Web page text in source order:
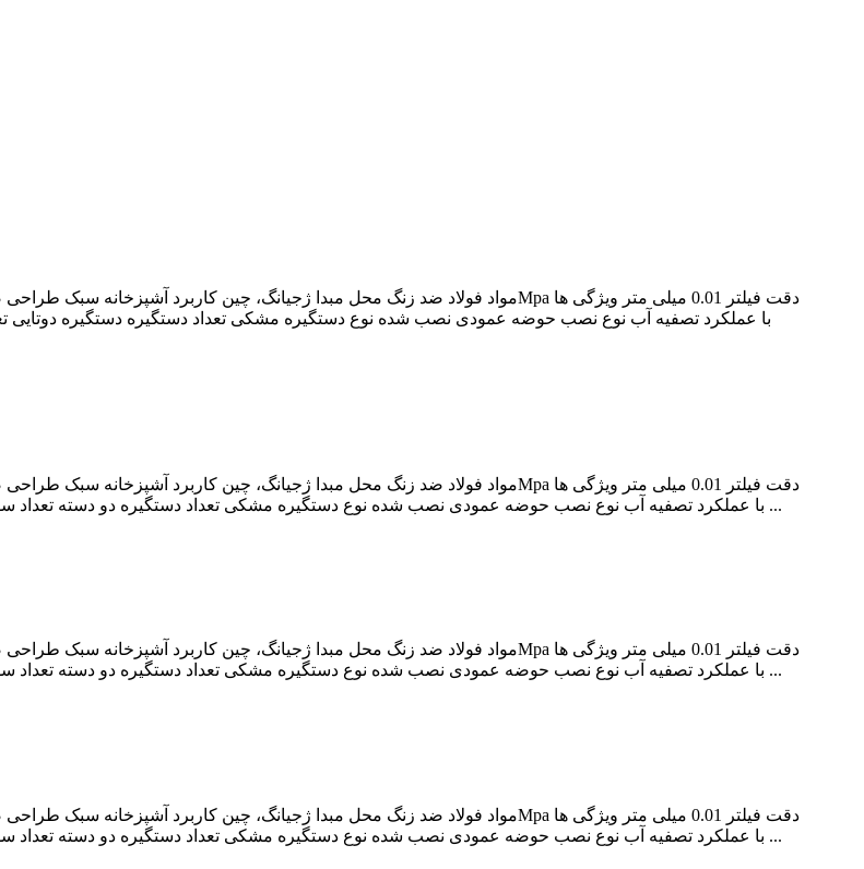
با عملکرد تصفیه آب نوع نصب حوضه عمودی نصب شده نوع دستگیره مشکی تعداد دستگیره دو دسته تعداد سوراخ برای نصب 1 سوراخ خدمات سفارشی به خدمات مشتریان ما بگویید ...
با عملکرد تصفیه آب نوع نصب حوضه عمودی نصب شده نوع دستگیره مشکی تعداد دستگیره دو دسته تعداد سوراخ برای نصب 1 سوراخ خدمات سفارشی به خدمات مشتریان ما بگویید ...
با عملکرد تصفیه آب نوع نصب حوضه عمودی نصب شده نوع دستگیره مشکی تعداد دستگیره دو دسته تعداد سوراخ برای نصب 1 سوراخ خدمات سفارشی به خدمات مشتریان ما بگویید ...